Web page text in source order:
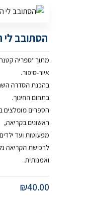
הסתובב
מתוך ‘ספריה
איור-סיפור.
בהכנת הסדרה
בתחום החינוך.
הספרים מומלצים
ראשונים בקריאה,
מפעוטות ועד
לרכישת הקריאה
ואמנותית.
₪40.00